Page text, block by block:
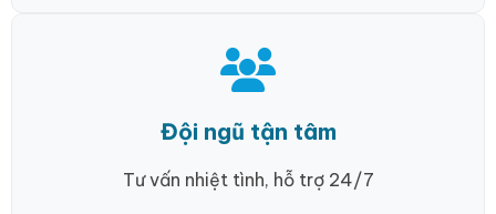
Đội ngũ tận tâm
Tư vấn nhiệt tình, hỗ trợ 24/7